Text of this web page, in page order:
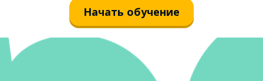
Начать обучение